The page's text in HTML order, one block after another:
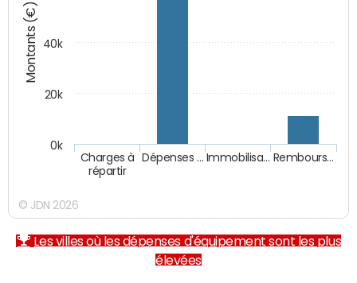
Montants (€)
Charges à
répartir
Dépenses … Immobilisa… Rembours…
0k
20k
40k
© JDN 2026
Les villes où les dépenses d'équipement sont les plus
élevées